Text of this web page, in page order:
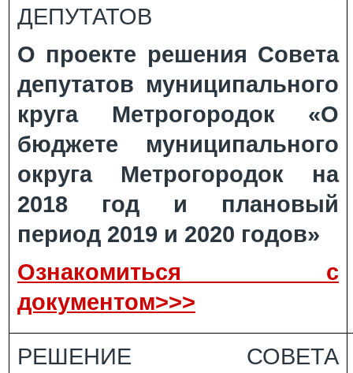
ДЕПУТАТОВ
О проекте решения Совета
депутатов муниципального
круга Метрогородок «О
бюджете муниципального
округа Метрогородок на
2018 год и плановый
период 2019 и 2020 годов»
Ознакомиться с
документом>>>
РЕШЕНИЕ СОВЕТА